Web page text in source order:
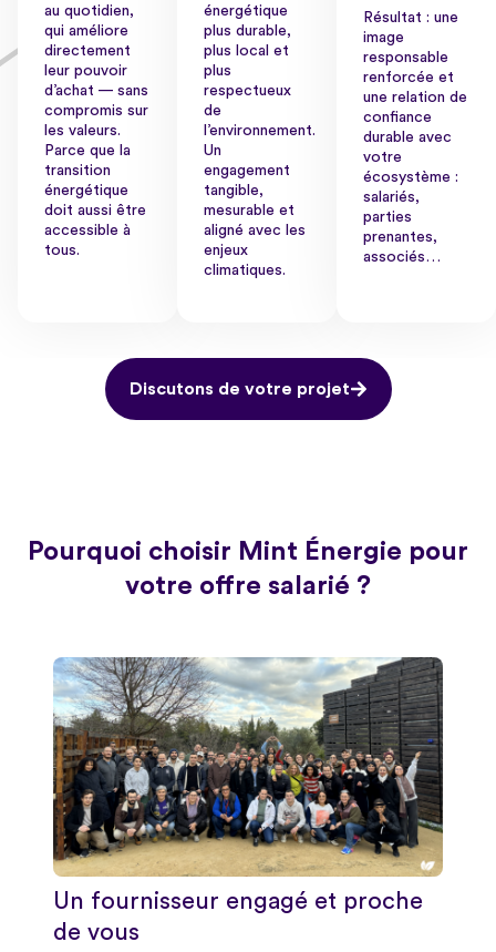
au quotidien,
qui améliore
directement
leur pouvoir
d’achat — sans
compromis sur
les valeurs.
Parce que la
transition
énergétique
doit aussi être
accessible à
tous.
énergétique
plus durable,
plus local et
plus
respectueux
de
l’environnement.
Un
engagement
tangible,
mesurable et
aligné avec les
enjeux
climatiques.
Résultat : une
image
responsable
renforcée et
une relation de
confiance
durable avec
votre
écosystème :
salariés,
parties
prenantes,
associés…
Discutons de votre projet
Pourquoi choisir Mint Énergie pour
votre offre salarié ?
Un fournisseur engagé et proche
de vous